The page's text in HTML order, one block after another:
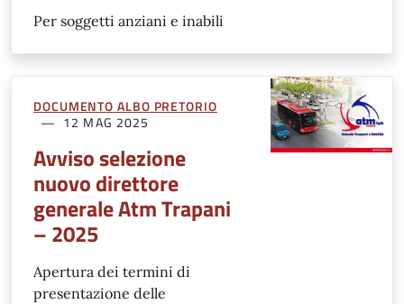
Per soggetti anziani e inabili
DOCUMENTO ALBO PRETORIO
12 MAG 2025
Avviso selezione
nuovo direttore
generale Atm Trapani
– 2025
Apertura dei termini di
presentazione delle